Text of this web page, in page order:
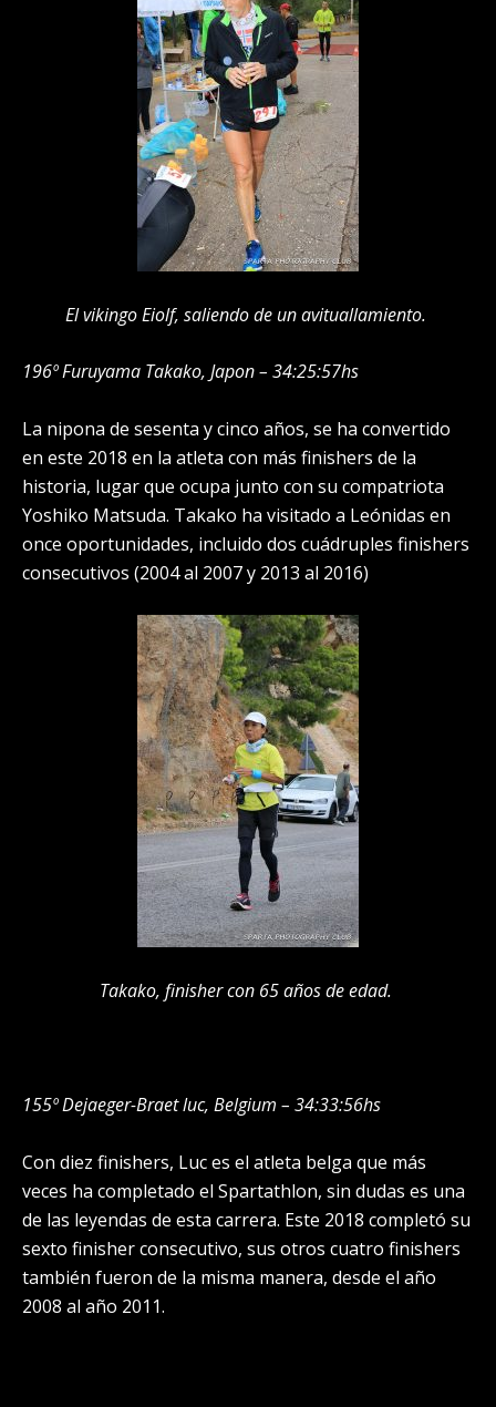
El vikingo Eiolf, saliendo de un avituallamiento.
196º Furuyama Takako, Japon – 34:25:57hs
La nipona de sesenta y cinco años, se ha convertido
en este 2018 en la atleta con más finishers de la
historia, lugar que ocupa junto con su compatriota
Yoshiko Matsuda. Takako ha visitado a Leónidas en
once oportunidades, incluido dos cuádruples finishers
consecutivos (2004 al 2007 y 2013 al 2016)
Takako, finisher con 65 años de edad.
155º Dejaeger-Braet luc, Belgium – 34:33:56hs
Con diez finishers, Luc es el atleta belga que más
veces ha completado el Spartathlon, sin dudas es una
de las leyendas de esta carrera. Este 2018 completó su
sexto finisher consecutivo, sus otros cuatro finishers
también fueron de la misma manera, desde el año
2008 al año 2011.